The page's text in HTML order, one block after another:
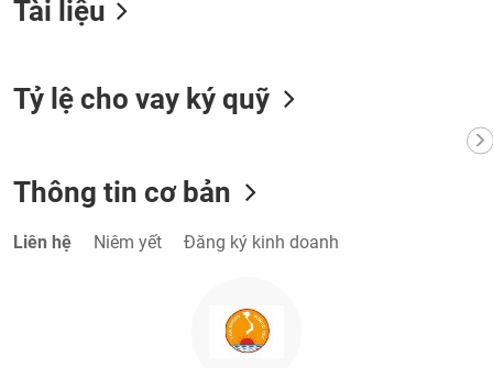
Tài liệu
Tỷ lệ cho vay ký quỹ
Thông tin cơ bản
Liên hệ Niêm yết Đăng ký kinh doanh
VỤ
TRUYỀN
ÍCH